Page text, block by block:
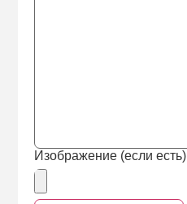
Изображение (если есть)